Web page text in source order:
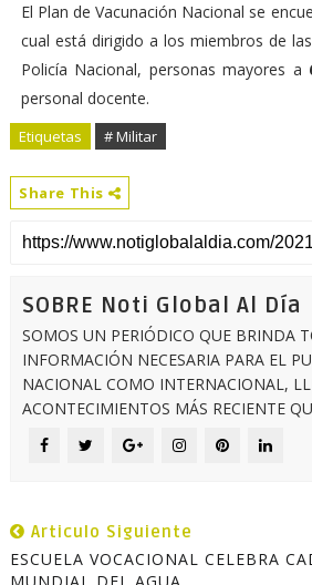
El Plan de Vacunación Nacional se
cual está dirigido a los miembros de
Policía Nacional, personas mayores a
personal docente.
Etiquetas # Militar
Share This
SOBRE Noti Global Al Día
SOMOS UN PERIÓDICO QUE BRINDA
INFORMACIÓN NECESARIA PARA EL
NACIONAL COMO INTERNACIONAL,
ACONTECIMIENTOS MÁS RECIENTE
Articulo Siguiente
ESCUELA VOCACIONAL CELEBRA